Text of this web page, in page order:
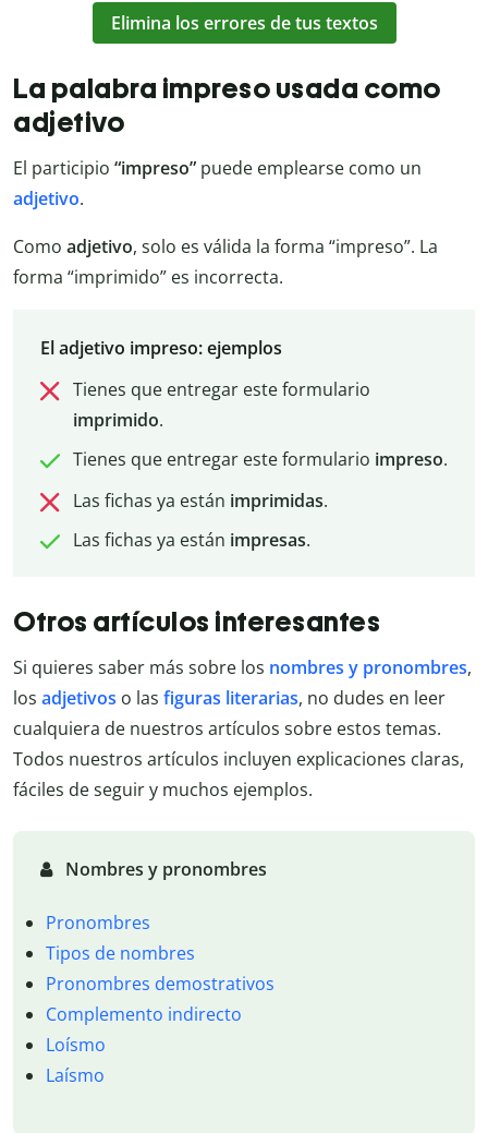
Elimina los errores de tus textos
La palabra impreso usada como
adjetivo
El participio “impreso” puede emplearse como un
adjetivo.
Como adjetivo, solo es válida la forma “impreso”. La
forma “imprimido” es incorrecta.
El adjetivo impreso: ejemplos
Tienes que entregar este formulario
imprimido.
Tienes que entregar este formulario impreso.
Las fichas ya están imprimidas.
Las fichas ya están impresas.
Otros artículos interesantes
Si quieres saber más sobre los nombres y pronombres,
los adjetivos o las figuras literarias, no dudes en leer
cualquiera de nuestros artículos sobre estos temas.
Todos nuestros artículos incluyen explicaciones claras,
fáciles de seguir y muchos ejemplos.
Nombres y pronombres
Pronombres
Tipos de nombres
Pronombres demostrativos
Complemento indirecto
Loísmo
Laísmo